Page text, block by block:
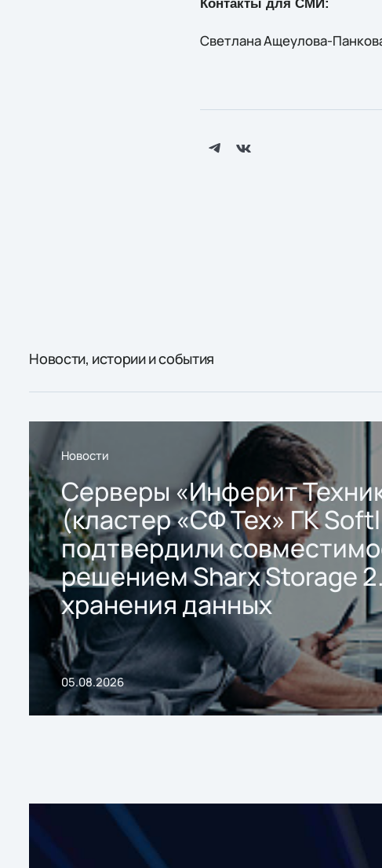
Контакты для СМИ:
Светлана Ащеулова-
Новости, истории и события
Новости
Серверы «Инферит
(кластер «СФ Тех» ГК
подтвердили
решением Sharx Storage
хранения данных
05.08.2026